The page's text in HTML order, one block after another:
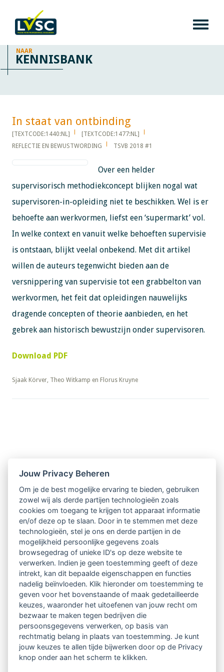
NAAR
KENNISBANK
In staat van ontbinding​​​​​​
[TEXTCODE:1440:NL]
[TEXTCODE:1477:NL]
REFLECTIE EN BEWUSTWORDING
TSVB 2018 #1
Over een helder
supervisorisch methodiekconcept blijken nogal wat
supervisoren-in-opleiding niet te beschikken. Wel is er
behoefte aan werkvormen, liefst een ‘supermarkt’ vol.
In welke context en vanuit welke behoeften supervisie
is ontstaan, blijkt veelal onbekend. Met dit artikel
willen de auteurs tegenwicht bieden aan de
versnippering van supervisie tot een grabbelton van
werkvormen, het feit dat opleidingen nauwelijks
dragende concepten of theorie aanbieden, en het
gebrek aan historisch bewustzijn onder supervisoren.
Download PDF
​​​​​​​Sjaak Körver, Theo Witkamp en Florus Kruyne
Nieuwsbrief
Ontvang 10 x per jaar de LVSC-
relatienieuwsbrief met o.a.:
vrij toegankelijke TsvB-artikelen
nieuws op het vlak van professioneel
begeleiden
informatie over LVSC-activiteiten
Aanmelden nieuwsbrief
Jouw Privacy Beheren
Om je de best mogelijke ervaring te bieden, gebruiken
zowel wij als derde partijen technologieën zoals
cookies om toegang te krijgen tot apparaat informatie
en/of deze op te slaan. Door in te stemmen met deze
technologieën, stel je ons en derde partijen in de
mogelijkheid persoonlijke gegevens zoals
browsegedrag of unieke ID's op deze website te
verwerken. Indien je geen toestemming geeft of deze
intrekt, kan dit bepaalde eigenschappen en functies
nadelig beïnvloeden. Klik hieronder om toestemming te
geven voor het bovenstaande of maak gedetailleerde
keuzes, waaronder het uitoefenen van jouw recht om
bezwaar te maken tegen bedrijven die
persoonsgegevens verwerken, op basis van
rechtmatig belang in plaats van toestemming. Je kunt
jouw keuzes te allen tijde bijwerken door op de Privacy
knop onder aan het scherm te klikken.